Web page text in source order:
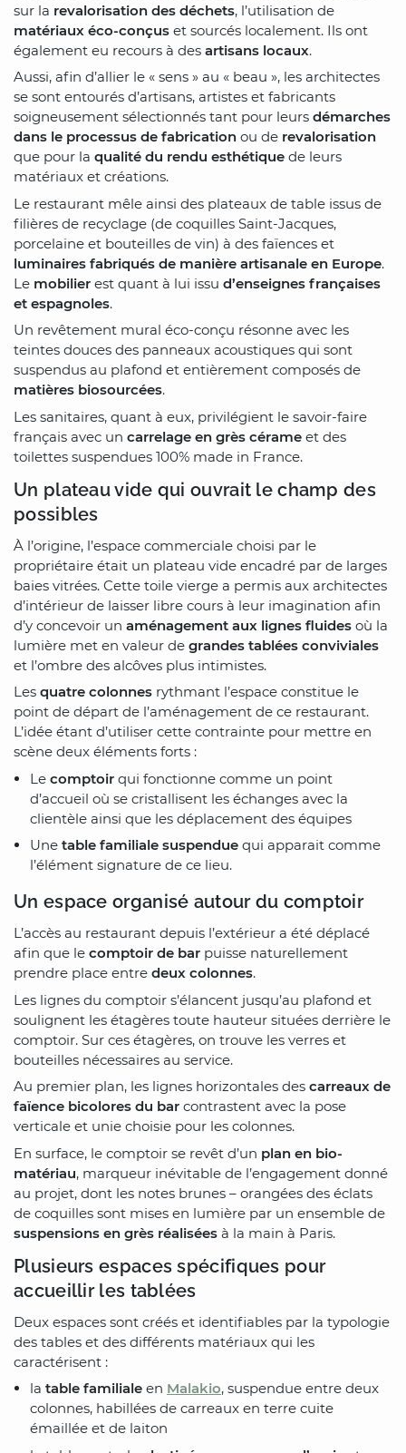
sur la revalorisation des déchets, l’utilisation de
matériaux éco-conçus et sourcés localement. Ils ont
également eu recours à des artisans locaux.
Aussi, afin d’allier le « sens » au « beau », les architectes
se sont entourés d’artisans, artistes et fabricants
soigneusement sélectionnés tant pour leurs démarches
dans le processus de fabrication ou de revalorisation
que pour la qualité du rendu esthétique de leurs
matériaux et créations.
Le restaurant mêle ainsi des plateaux de table issus de
filières de recyclage (de coquilles Saint-Jacques,
porcelaine et bouteilles de vin) à des faïences et
luminaires fabriqués de manière artisanale en Europe.
Le mobilier est quant à lui issu d’enseignes françaises
et espagnoles.
Un revêtement mural éco-conçu résonne avec les
teintes douces des panneaux acoustiques qui sont
suspendus au plafond et entièrement composés de
matières biosourcées.
Les sanitaires, quant à eux, privilégient le savoir-faire
français avec un carrelage en grès cérame et des
toilettes suspendues 100% made in France.
Un plateau vide qui ouvrait le champ des
possibles
À l’origine, l’espace commerciale choisi par le
propriétaire était un plateau vide encadré par de larges
baies vitrées. Cette toile vierge a permis aux architectes
d’intérieur de laisser libre cours à leur imagination afin
d’y concevoir un aménagement aux lignes fluides où la
lumière met en valeur de grandes tablées conviviales
et l’ombre des alcôves plus intimistes.
Les quatre colonnes rythmant l’espace constitue le
point de départ de l’aménagement de ce restaurant.
L’idée étant d’utiliser cette contrainte pour mettre en
scène deux éléments forts :
Le comptoir qui fonctionne comme un point
d’accueil où se cristallisent les échanges avec la
clientèle ainsi que les déplacement des équipes
Une table familiale suspendue qui apparait comme
l’élément signature de ce lieu.
Un espace organisé autour du comptoir
L’accès au restaurant depuis l’extérieur a été déplacé
afin que le comptoir de bar puisse naturellement
prendre place entre deux colonnes.
Les lignes du comptoir s’élancent jusqu’au plafond et
soulignent les étagères toute hauteur situées derrière le
comptoir. Sur ces étagères, on trouve les verres et
bouteilles nécessaires au service.
Au premier plan, les lignes horizontales des carreaux de
faïence bicolores du bar contrastent avec la pose
verticale et unie choisie pour les colonnes.
En surface, le comptoir se revêt d’un plan en bio-
matériau, marqueur inévitable de l’engagement donné
au projet, dont les notes brunes – orangées des éclats
de coquilles sont mises en lumière par un ensemble de
suspensions en grès réalisées à la main à Paris.
Plusieurs espaces spécifiques pour
accueillir les tablées
Deux espaces sont créés et identifiables par la typologie
des tables et des différents matériaux qui les
caractérisent :
la table familiale en Malakio, suspendue entre deux
colonnes, habillées de carreaux en terre cuite
émaillée et de laiton